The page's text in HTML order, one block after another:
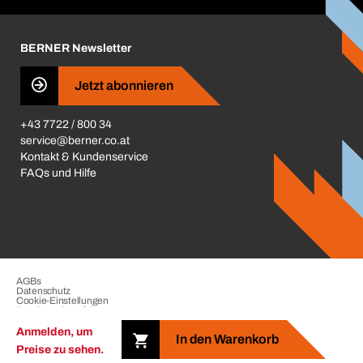
Anmelden, um
Preise zu sehen.
In den Warenkorb
Presse
Business Conduct
BERNER Newsletter
Jetzt abonnieren
+43 7722 / 800 34
service@berner.co.at
Kontakt & Kundenservice
FAQs und Hilfe
Copyright © 2026. The BERNER Group. All rights reserved.
AGBs
Datenschutz
Cookie-Einstellungen
Beschwerdeverfahren